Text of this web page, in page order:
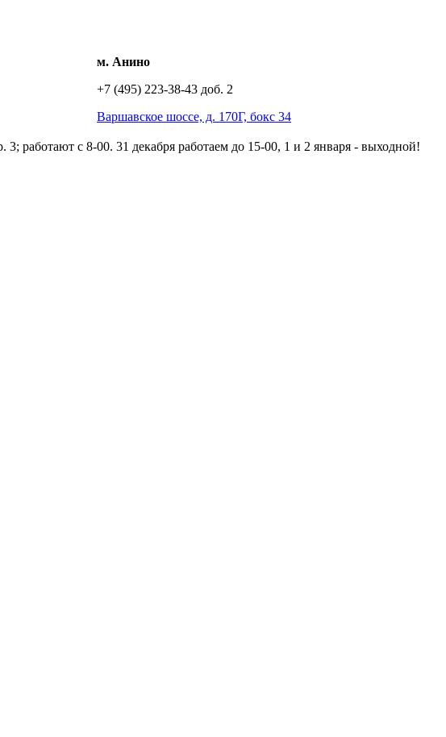
м. Анино
+7 (495) 223-38-43 доб. 2
Варшавское шоссе, д. 170Г, бокс 34
работают с 8-00. 31 декабря работаем до 15-00, 1 и 2 января - выходной!